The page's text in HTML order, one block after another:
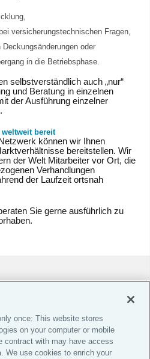
versicherungstechnischen Fragen,
oder
in die Betriebsphase.
selbstverständlich auch „nur“
und Beratung in einzelnen
der Ausführung einzelner
bereit
können wir Ihnen
bereitstellen. Wir
der Welt Mitarbeiter vor Ort, die
Verhandlungen
der Laufzeit ortsnah
Sie gerne ausführlich zu
Information |
once: This website stores
on your computer or mobile
contract with may have access
We use cookies to enrich your